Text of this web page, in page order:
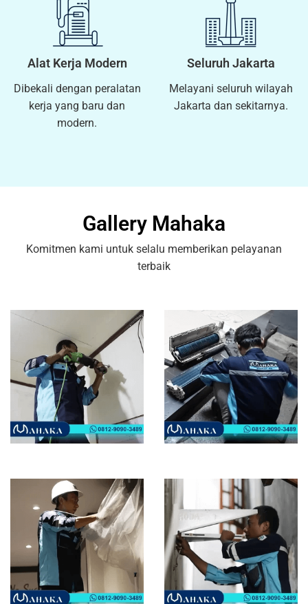
Alat Kerja Modern
Dibekali dengan peralatan
kerja yang baru dan
modern.
Seluruh Jakarta
Melayani seluruh wilayah
Jakarta dan sekitarnya.
Gallery Mahaka
Komitmen kami untuk selalu memberikan pelayanan
terbaik